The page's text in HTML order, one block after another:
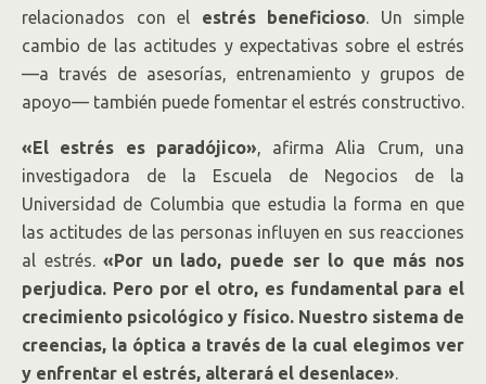
relacionados con el estrés beneficioso. Un simple
cambio de las actitudes y expectativas sobre el estrés
—a través de asesorías, entrenamiento y grupos de
apoyo— también puede fomentar el estrés constructivo.
«El estrés es paradójico», afirma Alia Crum, una
investigadora de la Escuela de Negocios de la
Universidad de Columbia que estudia la forma en que
las actitudes de las personas influyen en sus reacciones
al estrés.«Por un lado, puede ser lo que más nos
perjudica. Pero por el otro, es fundamental para el
crecimiento psicológico y físico. Nuestro sistema de
creencias, la óptica a través de la cual elegimos ver
y enfrentar el estrés, alterará el desenlace».